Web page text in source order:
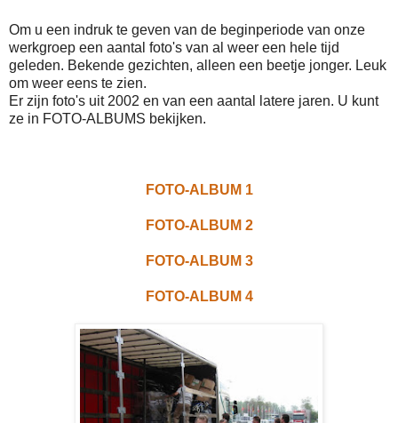
Om u een indruk te geven van de beginperiode van onze
werkgroep een aantal foto's van al weer een hele tijd
geleden. Bekende gezichten, alleen een beetje jonger. Leuk
om weer eens te zien.
Er zijn foto's uit 2002 en van een aantal latere jaren. U kunt
ze in FOTO-ALBUMS bekijken.
FOTO-ALBUM 1
FOTO-ALBUM 2
FOTO-ALBUM 3
FOTO-ALBUM 4